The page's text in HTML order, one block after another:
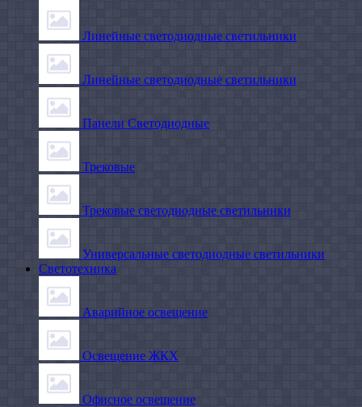
Линейные светодиодные светильники
Линейные светодиодные светильники
Панели Светодиодные
Трековые
Трековые светодиодные светильники
Универсальные светодиодные светильники
Светотехника
Аварийное освещение
Освещение ЖКХ
Офисное освещение